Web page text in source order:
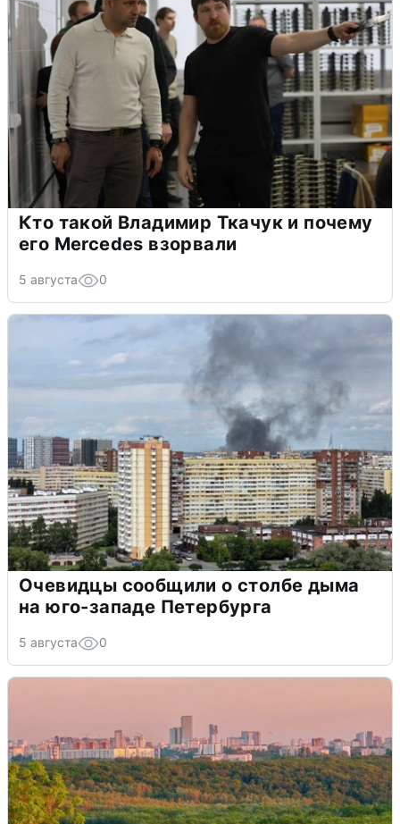
Кто такой Владимир Ткачук и почему
его Mercedes взорвали
5 августа 0
Очевидцы сообщили о столбе дыма
на юго-западе Петербурга
5 августа 0